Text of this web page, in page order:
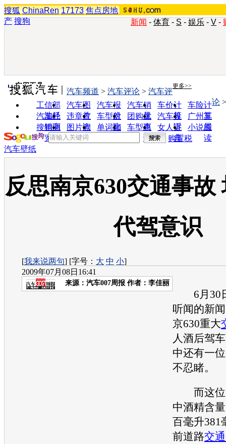
搜狐 ChinaRen 17173 焦点房地
产 搜狗 新闻 - 体育 - S - 娱乐 - V -
实用工具 更多>>
工信部
油耗
汽车图
片
汽车报
价
汽车销
量
车价计
算
车险计
算
汽车经
销商
违章查
询
车型对
比
团购优
惠
汽车投
诉
广州车
展
搜狗浏
览器
图片欣
赏
单词翻
车型查
询
女人宝
典
小说阅
读
汽车频道 > 汽车评论 > 汽车评
论
购置税
汽车壁纸
反思南京630交通事故
代驾意识
[我来说两句] [字号： 大 中 小]
2009年07月08日16:41
来源： 汽车007周报 作者：李佳丽
6月30
听闻的新
京630重大
人酒后驾
中还有一
不忍睹。
而这位
中酒精含
百毫升381
前道路交